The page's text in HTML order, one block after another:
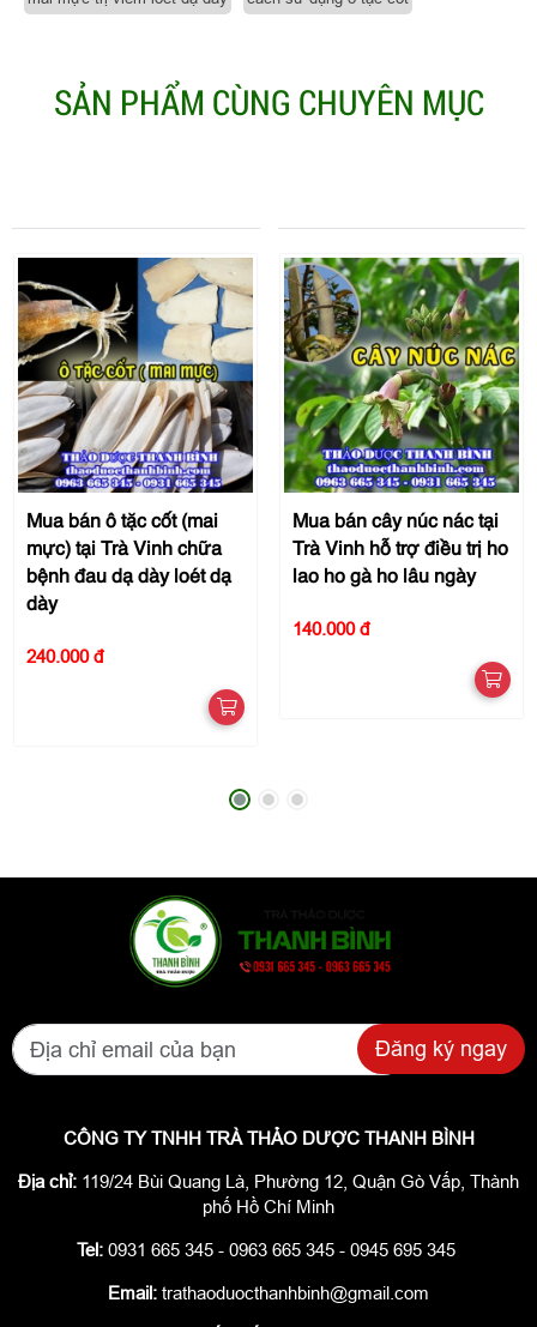
SẢN PHẨM CÙNG CHUYÊN MỤC
Mua bán ô tặc cốt (mai
mực) tại Trà Vinh chữa
bệnh đau dạ dày loét dạ
dày
240.000 đ
Mua bán cây núc nác tại
Trà Vinh hỗ trợ điều trị ho
lao ho gà ho lâu ngày
140.000 đ
Đăng ký ngay
CÔNG TY TNHH TRÀ THẢO DƯỢC THANH BÌNH
Địa chỉ: 119/24 Bùi Quang Là, Phường 12, Quận Gò Vấp, Thành
phố Hồ Chí Minh
Tel: 0931 665 345 - 0963 665 345 - 0945 695 345
Email: trathaoduocthanhbinh@gmail.com